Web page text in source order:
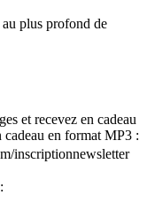
plus profond de
et recevez en cadeau
en format MP3 :
inscriptionnewsletter